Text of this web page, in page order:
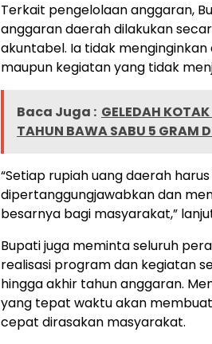
Terkait pengelolaan anggaran,
anggaran daerah dilakukan
akuntabel. Ia tidak
maupun kegiatan yang tidak
Baca Juga : GELEDAH
TAHUN BAWA SABU 5 GRAM
“Setiap rupiah uang daerah
dipertanggungjawabkan dan
besarnya bagi masyarakat,”
Bupati juga meminta seluruh
realisasi program dan kegiatan
hingga akhir tahun anggaran.
yang tepat waktu akan
cepat dirasakan masyarakat.